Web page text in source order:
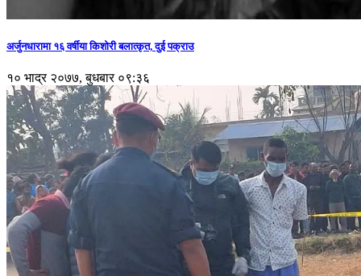
अर्जुनधारामा १६ वर्षीया किशोरी बलात्कृत, दुई पक्राउ
१० भाद्र २०७७, बुधबार ०९:३६